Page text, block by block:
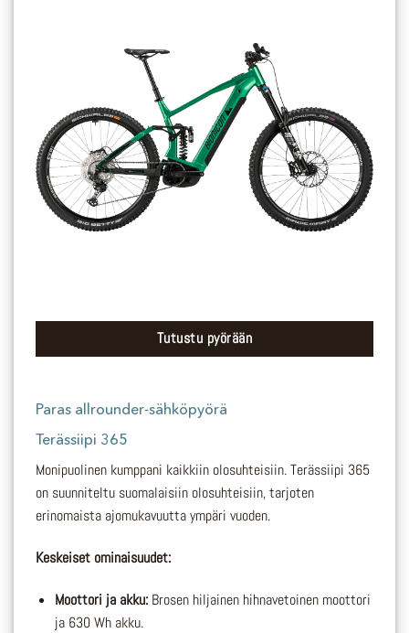
Tutustu pyörään
Paras allrounder-sähköpyörä
Terässiipi 365
Monipuolinen kumppani kaikkiin olosuhteisiin. Terässiipi 365
on suunniteltu suomalaisiin olosuhteisiin, tarjoten
erinomaista ajomukavuutta ympäri vuoden.
Keskeiset ominaisuudet:
Moottori ja akku:Brosen hiljainen hihnavetoinen moottori
ja 630 Wh akku.